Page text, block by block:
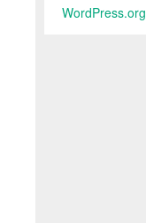
WordPress.org